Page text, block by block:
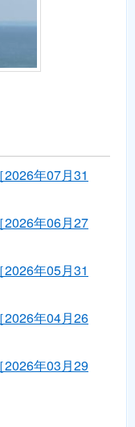
年07月31
2026年06月27
年05月31
2026年04月26
2026年03月29